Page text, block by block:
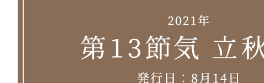
カートを見る